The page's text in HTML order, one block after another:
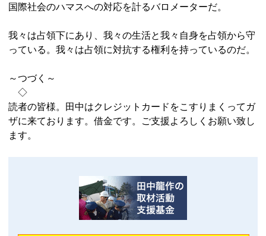
国際社会のハマスへの対応を計るバロメーターだ。
我々は占領下にあり、我々の生活と我々自身を占領から守
っている。我々は占領に対抗する権利を持っているのだ。
～つづく～
◇
読者の皆様。田中はクレジットカードをこすりまくってガ
ザに来ております。借金です。ご支援よろしくお願い致し
ます。